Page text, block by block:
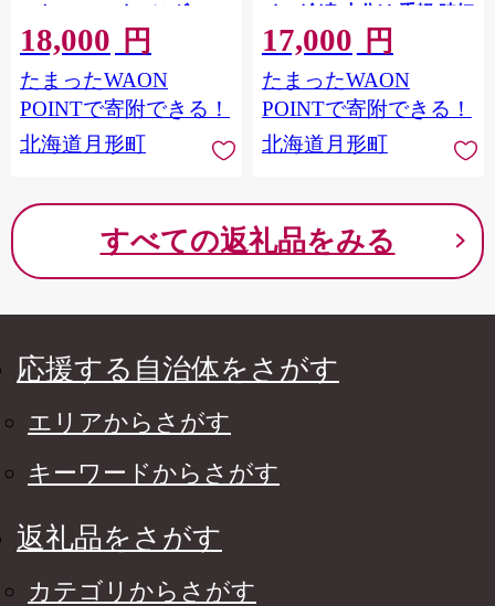
ート ロースイーツ ヴィー
ガン グルテンフリー スイ
ーツ ギフト アレルギー対
応 乳製品不使用 白砂糖不
使用 春木花き農園 北海道
18,000 円
たまったWAON
POINTで寄附できる！
北海道月形町
イス 冷凍 小分け 手軽 時短
送料無料 北海道 月形町
17,000 円
たまったWAON
POINTで寄附できる！
北海道月形町
すべての返礼品をみる
応援する自治体をさがす
エリアからさがす
キーワードからさがす
返礼品をさがす
カテゴリからさがす